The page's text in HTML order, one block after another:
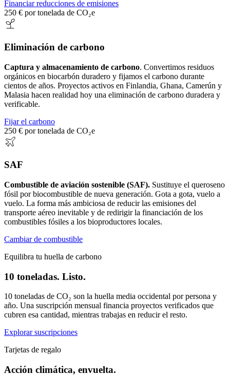
Financiar reducciones de emisiones
250 € por tonelada de CO₂e
Eliminación de carbono
Captura y almacenamiento de carbono. Convertimos residuos
orgánicos en biocarbón duradero y fijamos el carbono durante
cientos de años. Proyectos activos en Finlandia, Ghana, Camerún y
Malasia hacen realidad hoy una eliminación de carbono duradera y
verificable.
Fijar el carbono
250 € por tonelada de CO₂e
SAF
Combustible de aviación sostenible (SAF). Sustituye el queroseno
fósil por biocombustible de nueva generación. Gota a gota, vuelo a
vuelo. La forma más ambiciosa de reducir las emisiones del
transporte aéreo inevitable y de redirigir la financiación de los
combustibles fósiles a los bioproductores locales.
Cambiar de combustible
Equilibra tu huella de carbono
10 toneladas. Listo.
10 toneladas de CO₂ son la huella media occidental por persona y
año. Una suscripción mensual financia proyectos verificados que
cubren esa cantidad, mientras trabajas en reducir el resto.
Explorar suscripciones
Tarjetas de regalo
Acción climática, envuelta.